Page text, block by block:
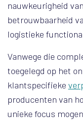
nauwkeurigheid
betrouwbaarheid
logistieke
Vanwege die
toegelegd op het
klantspecifieke
producenten van
unieke focus